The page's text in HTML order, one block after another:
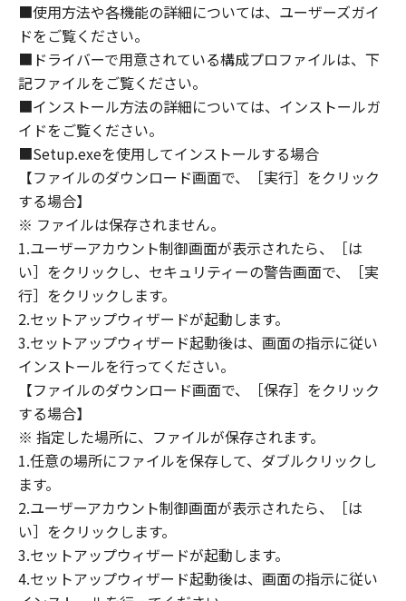
らの販売代理店および販売店、並びにキヤノン
のライセンサーは、お客様による「本ソフトウ
ェア」の使用を支援すること、および「本ソフ
トウェア」に対してアップデート、バグの修正
あるいはサポートを行うことについて、いかな
る責任も負うものではありません。
７．保証の否認・免責
(1) 「本ソフトウェア」は、『現状のまま』の
状態で使用許諾されます。キヤノン、キヤノン
のライセンサー、キヤノンの子会社、キヤノン
の関連会社、それらの販売代理店または販売店
のいずれも、「本ソフトウェア」に関して、商
品性および特定の目的への適合性の保証を含
め、いかなる保証も、明示たると黙示たるとを
問わず一切しないものとします。
(2) キヤノン、キヤノンのライセンサー、キヤノ
ンの子会社、キヤノンの関連会社、それらの販
売代理店または販売店のいずれも、「本ソフト
ウェア」の使用または使用不能から生ずるいか
なる損害（逸失利益およびその他の派生的また
全ての損害を言います。）について、適用法で
認められる限り、一切の責任を負わないものと
します。たとえ、キヤノン、キヤノンのライセ
ンサー、キヤノンの子会社、キヤノンの関連会
社、それらの販売代理店または販売店がかかる
■使用方法や各機能の詳細については、ユーザーズガイ
ドをご覧ください。
■ドライバーで用意されている構成プロファイルは、下
記ファイルをご覧ください。
■インストール方法の詳細については、インストールガ
イドをご覧ください。
■Setup.exeを使用してインストールする場合
【ファイルのダウンロード画面で、［実行］をクリック
する場合】
※ ファイルは保存されません。
1.ユーザーアカウント制御画面が表示されたら、［は
い］をクリックし、セキュリティーの警告画面で、［実
行］をクリックします。
2.セットアップウィザードが起動します。
3.セットアップウィザード起動後は、画面の指示に従い
インストールを行ってください。
【ファイルのダウンロード画面で、［保存］をクリック
する場合】
※ 指定した場所に、ファイルが保存されます。
1.任意の場所にファイルを保存して、ダブルクリックし
ます。
2.ユーザーアカウント制御画面が表示されたら、［は
い］をクリックします。
3.セットアップウィザードが起動します。
4.セットアップウィザード起動後は、画面の指示に従い